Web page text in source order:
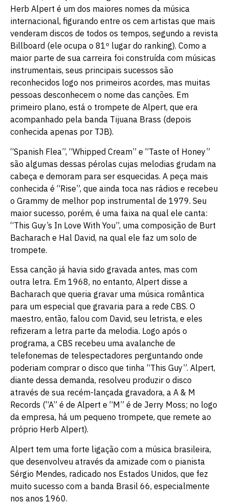
Herb Alpert é um dos maiores nomes da música
internacional, figurando entre os cem artistas que mais
venderam discos de todos os tempos, segundo a revista
Billboard (ele ocupa o 81º lugar do ranking). Como a
maior parte de sua carreira foi construída com músicas
instrumentais, seus principais sucessos são
reconhecidos logo nos primeiros acordes, mas muitas
pessoas desconhecem o nome das canções. Em
primeiro plano, está o trompete de Alpert, que era
acompanhado pela banda Tijuana Brass (depois
conhecida apenas por TJB).
“Spanish Flea”, “Whipped Cream” e “Taste of Honey”
são algumas dessas pérolas cujas melodias grudam na
cabeça e demoram para ser esquecidas. A peça mais
conhecida é “Rise”, que ainda toca nas rádios e recebeu
o Grammy de melhor pop instrumental de 1979. Seu
maior sucesso, porém, é uma faixa na qual ele canta:
“This Guy’s In Love With You”, uma composição de Burt
Bacharach e Hal David, na qual ele faz um solo de
trompete.
Essa canção já havia sido gravada antes, mas com
outra letra. Em 1968, no entanto, Alpert disse a
Bacharach que queria gravar uma música romântica
para um especial que gravaria para a rede CBS. O
maestro, então, falou com David, seu letrista, e eles
refizeram a letra parte da melodia. Logo após o
programa, a CBS recebeu uma avalanche de
telefonemas de telespectadores perguntando onde
poderiam comprar o disco que tinha “This Guy”. Alpert,
diante dessa demanda, resolveu produzir o disco
através de sua recém-lançada gravadora, a A & M
Records (“A” é de Alpert e “M” é de Jerry Moss; no logo
da empresa, há um pequeno trompete, que remete ao
próprio Herb Alpert).
Alpert tem uma forte ligação com a música brasileira,
que desenvolveu através da amizade com o pianista
Sérgio Mendes, radicado nos Estados Unidos, que fez
muito sucesso com a banda Brasil 66, especialmente
nos anos 1960.